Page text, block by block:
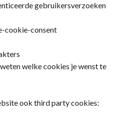
gebruikersverzoeken
cookie-consent
welke cookies je wenst te
ook third party cookies: